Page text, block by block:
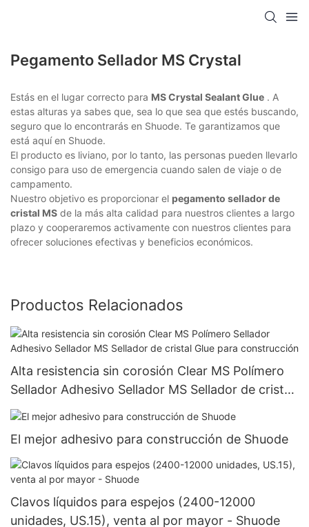
Pegamento Sellador MS Crystal
Estás en el lugar correcto para MS Crystal Sealant Glue . A
estas alturas ya sabes que, sea lo que sea que estés buscando,
seguro que lo encontrarás en Shuode. Te garantizamos que
está aquí en Shuode.
El producto es liviano, por lo tanto, las personas pueden llevarlo
consigo para uso de emergencia cuando salen de viaje o de
campamento.
Nuestro objetivo es proporcionar el pegamento sellador de
cristal MS de la más alta calidad para nuestros clientes a largo
plazo y cooperaremos activamente con nuestros clientes para
ofrecer soluciones efectivas y beneficios económicos.
Productos Relacionados
Alta resistencia sin corosión Clear MS Polímero
Sellador Adhesivo Sellador MS Sellador de cristal
Glue para construcción
El mejor adhesivo para construcción de Shuode
Clavos líquidos para espejos (2400-12000
unidades, US.15), venta al por mayor - Shuode